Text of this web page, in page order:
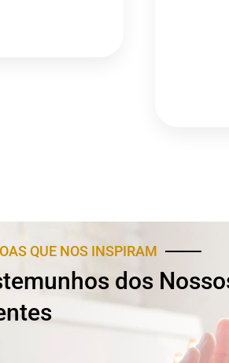
QUE NOS INSPIRAM
dos